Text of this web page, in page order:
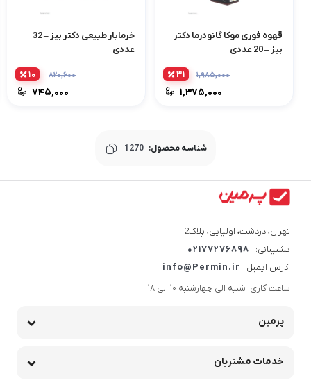
قهوه فوری موکا گانودرما دکتر
بیز – 20 عددی
۱,۹۸۵,۰۰۰
۱,۳۷۵,۰۰۰
۳۱
خرمابار طبیعی دکتر بیز – 32
عددی
۸۲۰,۶۰۰
۷۴۵,۰۰۰
۱۰
شناسه محصول: 1270
تهران، دردشت، اولیایی، پلاک2
پشتیبانی:
02177276898
آدرس ایمیل
info@Permin.ir
ساعت کاری: شنبه الی چهارشنبه 10 الی 18
پرمین
خدمات مشتریان